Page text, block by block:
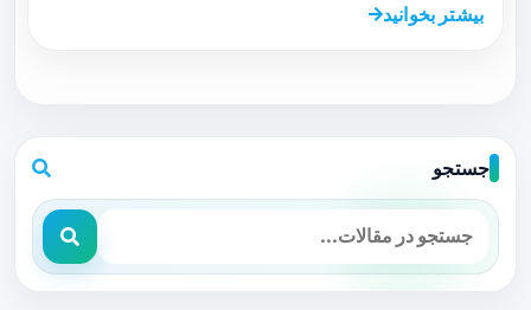
بیشتر بخوانید
جستجو